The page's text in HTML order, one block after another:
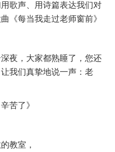
歌声、用诗篇表达我们对
《每当我走过老师窗前》
夜，大家都熟睡了，您还
我们真挚地说一声：老
苦了》
教室，